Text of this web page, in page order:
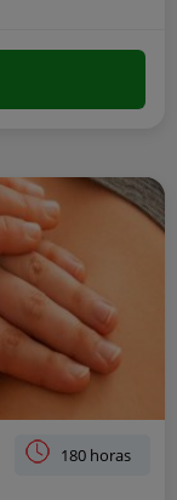
180 horas